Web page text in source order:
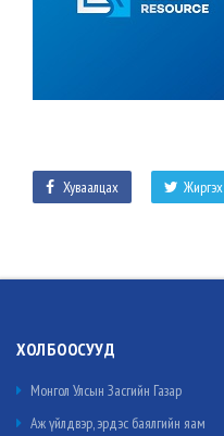
Жиргэх
Хуваалцах
ХОЛБООСУУД
Монгол Улсын Засгийн Газар
Аж үйлдвэр, эрдэс баялгийн яам